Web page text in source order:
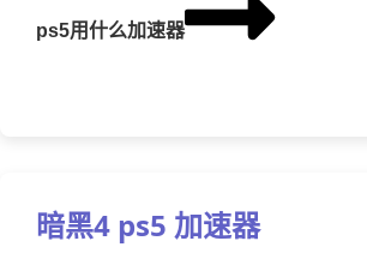
ps5用什么加速器
暗黑4 ps5 加速器